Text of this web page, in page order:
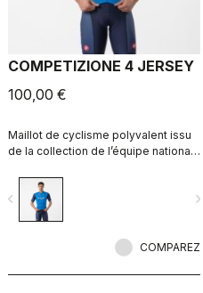
COMPETIZIONE 4 JERSEY
100,00 €
Maillot de cyclisme polyvalent issu
de la collection de l’équipe nationale
navigate_before
COMPAREZ